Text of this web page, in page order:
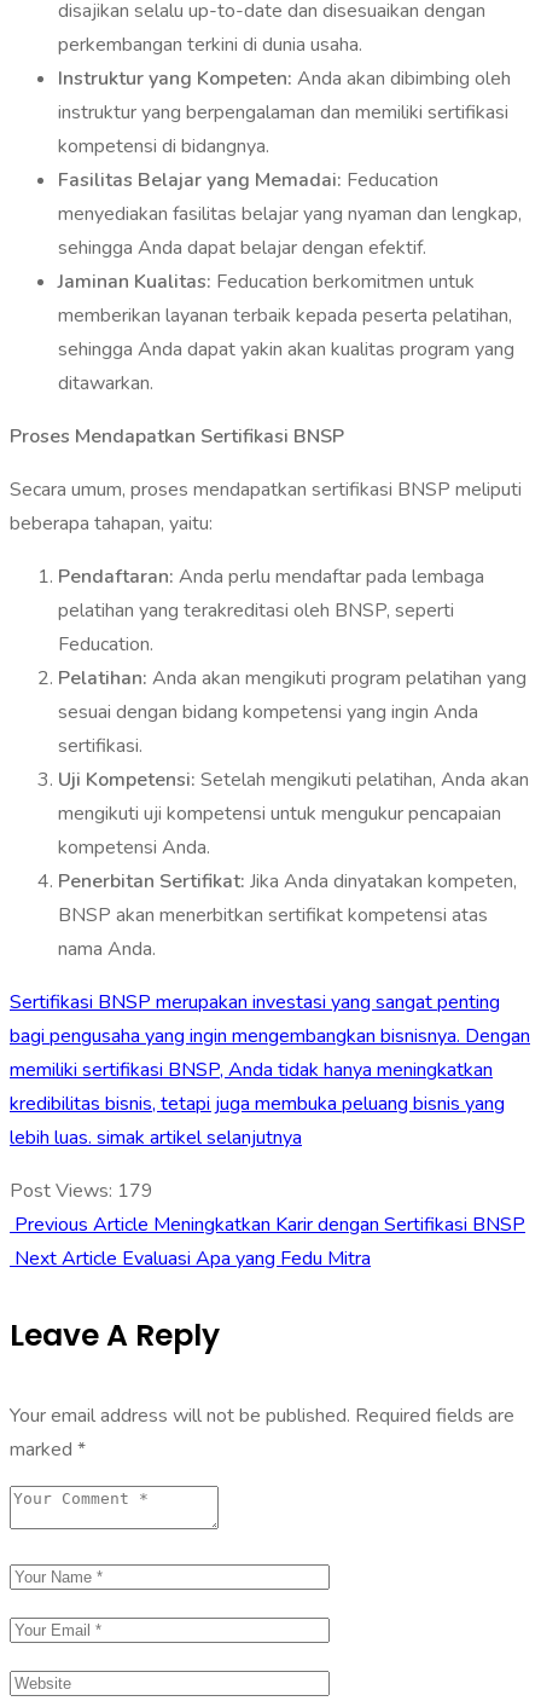
disajikan selalu up-to-date dan disesuaikan dengan
perkembangan terkini di dunia usaha.
Instruktur yang Kompeten: Anda akan dibimbing oleh
instruktur yang berpengalaman dan memiliki sertifikasi
kompetensi di bidangnya.
Fasilitas Belajar yang Memadai: Feducation
menyediakan fasilitas belajar yang nyaman dan lengkap,
sehingga Anda dapat belajar dengan efektif.
Jaminan Kualitas: Feducation berkomitmen untuk
memberikan layanan terbaik kepada peserta pelatihan,
sehingga Anda dapat yakin akan kualitas program yang
ditawarkan.
Proses Mendapatkan Sertifikasi BNSP
Secara umum, proses mendapatkan sertifikasi BNSP meliputi
beberapa tahapan, yaitu:
Pendaftaran: Anda perlu mendaftar pada lembaga
pelatihan yang terakreditasi oleh BNSP, seperti
Feducation.
Pelatihan: Anda akan mengikuti program pelatihan yang
sesuai dengan bidang kompetensi yang ingin Anda
sertifikasi.
Uji Kompetensi: Setelah mengikuti pelatihan, Anda akan
mengikuti uji kompetensi untuk mengukur pencapaian
kompetensi Anda.
Penerbitan Sertifikat: Jika Anda dinyatakan kompeten,
BNSP akan menerbitkan sertifikat kompetensi atas
nama Anda.
Sertifikasi BNSP merupakan investasi yang sangat penting
bagi pengusaha yang ingin mengembangkan bisnisnya. Dengan
memiliki sertifikasi BNSP, Anda tidak hanya meningkatkan
kredibilitas bisnis, tetapi juga membuka peluang bisnis yang
lebih luas. simak artikel selanjutnya
Post Views: 179
Previous Article Meningkatkan Karir dengan Sertifikasi BNSP
Next Article Evaluasi Apa yang Fedu Mitra
Leave A Reply
Your email address will not be published. Required fields are
marked *